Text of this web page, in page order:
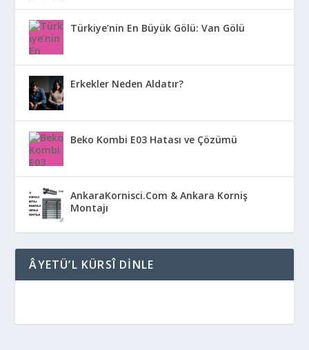
Türkiye’nin En Büyük Gölü: Van Gölü
Erkekler Neden Aldatır?
Beko Kombi E03 Hatası ve Çözümü
AnkaraKornisci.Com & Ankara Korniş
Montajı
ÂYETÜ’L KÜRSÎ DINLE